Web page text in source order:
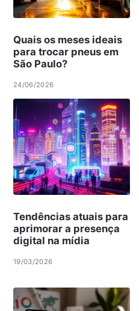
Quais os meses ideais
para trocar pneus em
São Paulo?
24/06/2026
Tendências atuais para
aprimorar a presença
digital na mídia
19/03/2026